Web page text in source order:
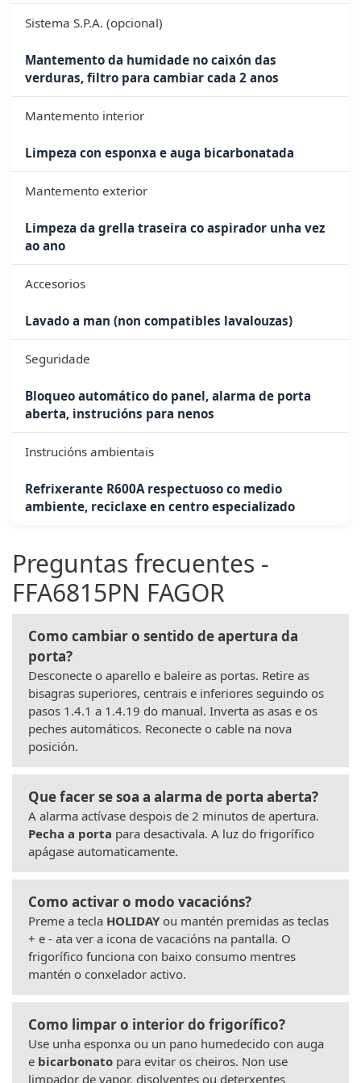
Sistema S.P.A. (opcional)
Mantemento da humidade no caixón das
verduras, filtro para cambiar cada 2 anos
Mantemento interior
Limpeza con esponxa e auga bicarbonatada
Mantemento exterior
Limpeza da grella traseira co aspirador unha vez
ao ano
Accesorios
Lavado a man (non compatibles lavalouzas)
Seguridade
Bloqueo automático do panel, alarma de porta
aberta, instrucións para nenos
Instrucións ambientais
Refrixerante R600A respectuoso co medio
ambiente, reciclaxe en centro especializado
Preguntas frecuentes -
FFA6815PN FAGOR
Como cambiar o sentido de apertura da
porta?
Desconecte o aparello e baleire as portas. Retire as
bisagras superiores, centrais e inferiores seguindo os
pasos 1.4.1 a 1.4.19 do manual. Inverta as asas e os
peches automáticos. Reconecte o cable na nova
posición.
Que facer se soa a alarma de porta aberta?
A alarma actívase despois de 2 minutos de apertura.
Pecha a porta para desactivala. A luz do frigorífico
apágase automaticamente.
Como activar o modo vacacións?
Preme a tecla HOLIDAY ou mantén premidas as teclas
+ e - ata ver a icona de vacacións na pantalla. O
frigorífico funciona con baixo consumo mentres
mantén o conxelador activo.
Como limpar o interior do frigorífico?
Use unha esponxa ou un pano humedecido con auga
e bicarbonato para evitar os cheiros. Non use
limpador de vapor, disolventes ou deterxentes